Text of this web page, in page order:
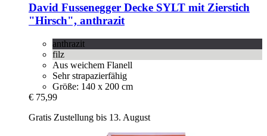
David Fussenegger Decke SYLT mit Zierstich
"Hirsch", anthrazit
anthrazit
filz
Aus weichem Flanell
Sehr strapazierfähig
Größe: 140 x 200 cm
€ 75,99
Gratis Zustellung bis 13. August